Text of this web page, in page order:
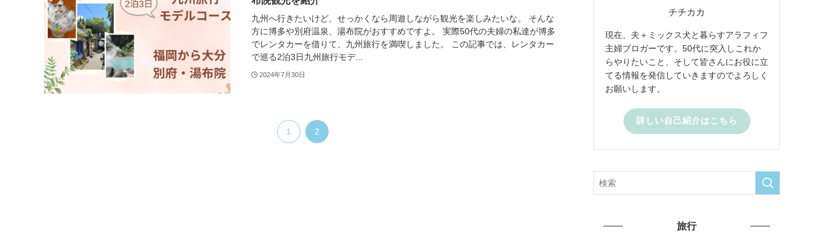
九州へ行きたいけど、せっかくなら周遊しながら観光を楽しみたいな。 そんな
方に博多や別府温泉、湯布院がおすすめですよ。 実際50代の夫婦の私達が博多
でレンタカーを借りて、九州旅行を満喫しました。 この記事では、レンタカー
で巡る2泊3日九州旅行モデ...
2024年7月30日
1 2
チチカカ
現在、夫＋ミックス犬と暮らすアラフィフ
主婦ブロガーです。50代に突入しこれか
らやりたいこと、そして皆さんにお役に立
てる情報を発信していきますのでよろしく
お願いします。
詳しい自己紹介はこちら
旅行